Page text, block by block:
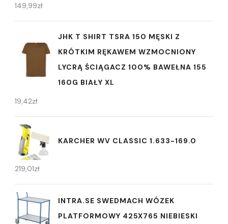
149,99zł
JHK T SHIRT TSRA 150 MĘSKI Z
KRÓTKIM RĘKAWEM WZMOCNIONY
LYCRĄ ŚCIĄGACZ 100% BAWEŁNA 155
160G BIAŁY XL
19,42zł
KARCHER WV CLASSIC 1.633-169.0
219,01zł
INTRA.SE SWEDMACH WÓZEK
PLATFORMOWY 425X765 NIEBIESKI